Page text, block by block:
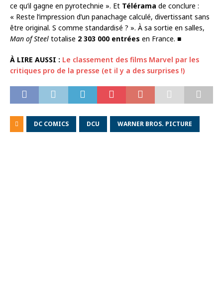
ce qu’il gagne en pyrotechnie ». Et Télérama de conclure :
« Reste l’impression d’un panachage calculé, divertissant sans
être original. S comme standardisé ? ». À sa sortie en salles,
Man of Steel totalise 2 303 000 entrées en France. ■
À LIRE AUSSI : Le classement des films Marvel par les
critiques pro de la presse (et il y a des surprises !)
DC COMICS DCU WARNER BROS. PICTURE